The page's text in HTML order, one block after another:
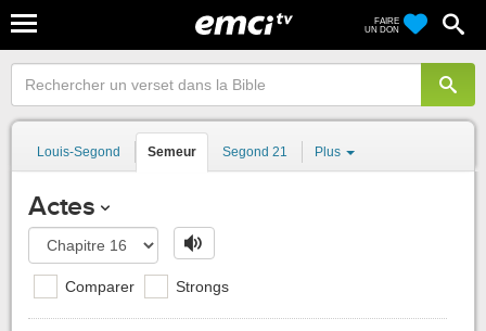
FAIRE
UN DON
Louis-Segond Semeur Segond 21 Plus
Actes
Comparer Strongs